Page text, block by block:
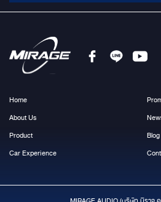
Home
About Us
Product
Car Experience
Blog